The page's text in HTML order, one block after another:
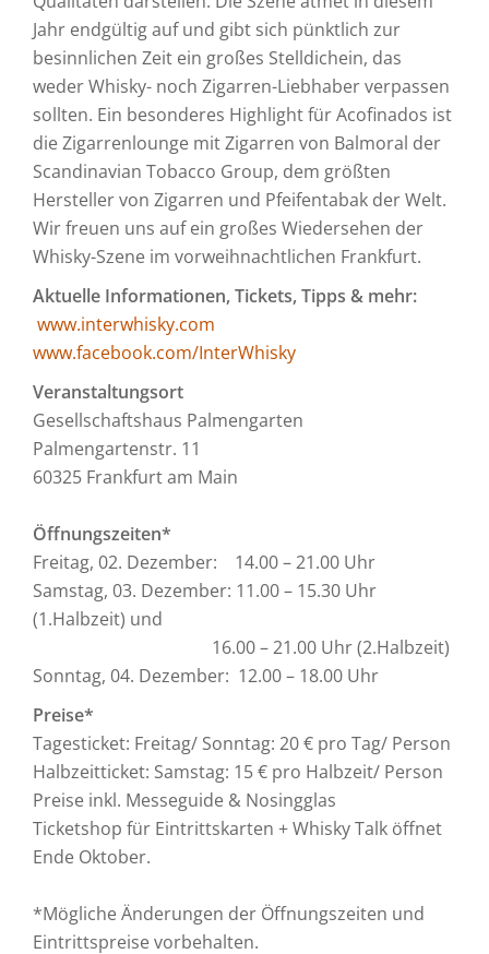
Jahr endgültig auf und gibt sich pünktlich zur
besinnlichen Zeit ein großes Stelldichein, das
weder Whisky- noch Zigarren-Liebhaber verpassen
sollten. Ein besonderes Highlight für Acofinados ist
die Zigarrenlounge mit Zigarren von Balmoral der
Scandinavian Tobacco Group, dem größten
Hersteller von Zigarren und Pfeifentabak der Welt.
Wir freuen uns auf ein großes Wiedersehen der
Whisky-Szene im vorweihnachtlichen Frankfurt.
Aktuelle Informationen, Tickets, Tipps & mehr:
www.interwhisky.com
www.facebook.com/InterWhisky
Veranstaltungsort
Gesellschaftshaus Palmengarten
Palmengartenstr. 11
60325 Frankfurt am Main
Öffnungszeiten*
Freitag, 02. Dezember: 14.00 – 21.00 Uhr
Samstag, 03. Dezember: 11.00 – 15.30 Uhr
(1.Halbzeit) und
16.00 – 21.00 Uhr (2.Halbzeit)
Sonntag, 04. Dezember: 12.00 – 18.00 Uhr
Preise*
Tagesticket: Freitag/ Sonntag: 20 € pro Tag/ Person
Halbzeitticket: Samstag: 15 € pro Halbzeit/ Person
Preise inkl. Messeguide & Nosingglas
Ticketshop für Eintrittskarten + Whisky Talk öffnet
Ende Oktober.
*Mögliche Änderungen der Öffnungszeiten und
Eintrittspreise vorbehalten.